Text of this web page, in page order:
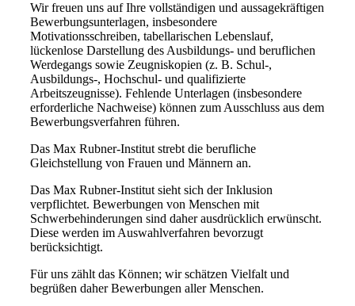
Wir freuen uns auf Ihre vollständigen und aussagekräftigen
Bewerbungsunterlagen, insbesondere
Motivationsschreiben, tabellarischen Lebenslauf,
lückenlose Darstellung des Ausbildungs- und beruflichen
Werdegangs sowie Zeugniskopien (z. B. Schul-,
Ausbildungs-, Hochschul- und qualifizierte
Arbeitszeugnisse). Fehlende Unterlagen (insbesondere
erforderliche Nachweise) können zum Ausschluss aus dem
Bewerbungsverfahren führen.
Das Max Rubner-Institut strebt die berufliche
Gleichstellung von Frauen und Männern an.
Das Max Rubner-Institut sieht sich der Inklusion
verpflichtet. Bewerbungen von Menschen mit
Schwerbehinderungen sind daher ausdrücklich erwünscht.
Diese werden im Auswahlverfahren bevorzugt
berücksichtigt.
Für uns zählt das Können; wir schätzen Vielfalt und
begrüßen daher Bewerbungen aller Menschen.